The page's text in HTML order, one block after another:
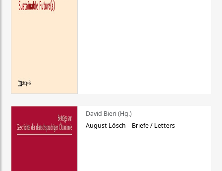
David Bieri (Hg.)
August Lösch – Briefe / Letters